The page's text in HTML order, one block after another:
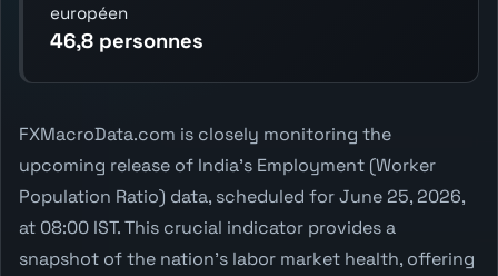
européen
46,8 personnes
FXMacroData.com is closely monitoring the
upcoming release of India's Employment (Worker
Population Ratio) data, scheduled for June 25, 2026,
at 08:00 IST. This crucial indicator provides a
snapshot of the nation's labor market health, offering